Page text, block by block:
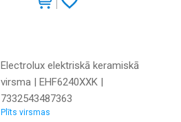
Electrolux elektriskā keramiskā
virsma | EHF6240XXK |
7332543487363
Plīts virsmas